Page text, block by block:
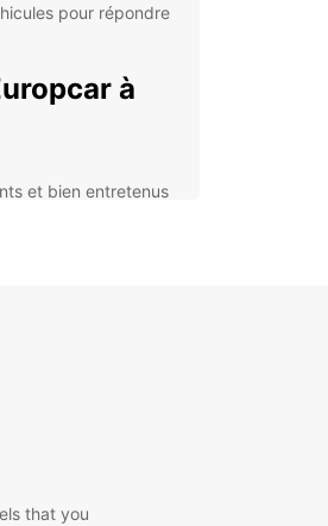
pour répondre
à
et bien entretenus
vous pouvez
that you